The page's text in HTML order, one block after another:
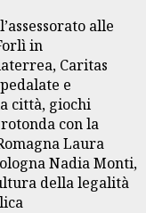
alle
in
Caritas
e
città, giochi
con la
Laura
Nadia Monti,
della legalità